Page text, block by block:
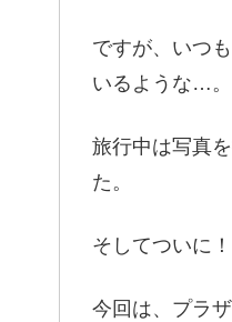
ですが、いつ
いるような…。
旅行中は写真
た。
そしてついに
今回は、プラ